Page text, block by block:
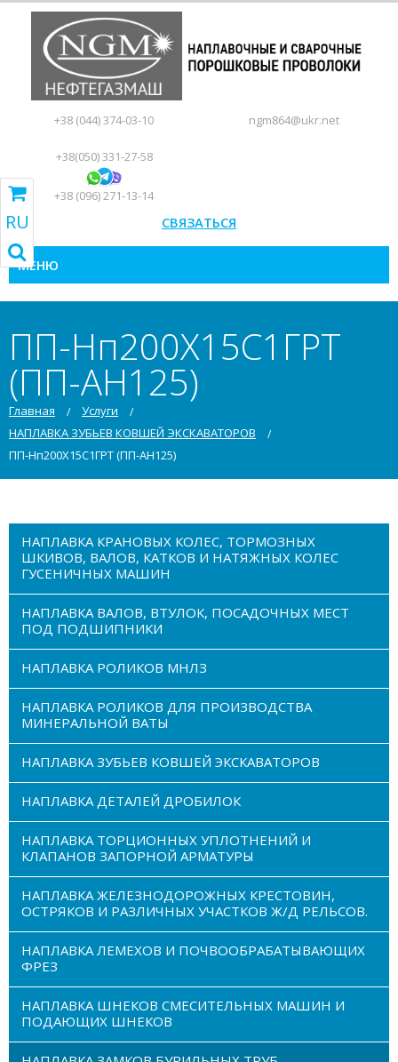
+38 (044) 374-03-10
+38(050) 331-27-58
+38 (096) 271-13-14
ngm864@ukr.net
СВЯЗАТЬСЯ
МЕНЮ
ПЕРЕЙТИ В КОРЗИНУ
RU
ПП-Нп200Х15С1ГРТ
(ПП-АН125)
Главная
Услуги
НАПЛАВКА ЗУБЬЕВ КОВШЕЙ ЭКСКАВАТОРОВ
ПП-Нп200Х15С1ГРТ (ПП-АН125)
НАПЛАВКА КРАНОВЫХ КОЛЕС, ТОРМОЗНЫХ
ШКИВОВ, ВАЛОВ, КАТКОВ И НАТЯЖНЫХ КОЛЕС
ГУСЕНИЧНЫХ МАШИН
НАПЛАВКА ВАЛОВ, ВТУЛОК, ПОСАДОЧНЫХ МЕСТ
ПОД ПОДШИПНИКИ
НАПЛАВКА РОЛИКОВ МНЛЗ
НАПЛАВКА РОЛИКОВ ДЛЯ ПРОИЗВОДСТВА
МИНЕРАЛЬНОЙ ВАТЫ
НАПЛАВКА ЗУБЬЕВ КОВШЕЙ ЭКСКАВАТОРОВ
НАПЛАВКА ДЕТАЛЕЙ ДРОБИЛОК
НАПЛАВКА ТОРЦИОННЫХ УПЛОТНЕНИЙ И
КЛАПАНОВ ЗАПОРНОЙ АРМАТУРЫ
НАПЛАВКА ЖЕЛЕЗНОДОРОЖНЫХ КРЕСТОВИН,
ОСТРЯКОВ И РАЗЛИЧНЫХ УЧАСТКОВ Ж/Д РЕЛЬСОВ.
НАПЛАВКА ЛЕМЕХОВ И ПОЧВООБРАБАТЫВАЮЩИХ
ФРЕЗ
НАПЛАВКА ШНЕКОВ СМЕСИТЕЛЬНЫХ МАШИН И
ПОДАЮЩИХ ШНЕКОВ